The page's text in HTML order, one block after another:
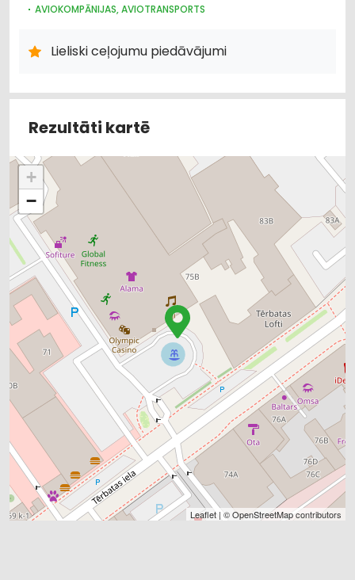
AVIOKOMPĀNIJAS, AVIOTRANSPORTS
Lieliski ceļojumu piedāvājumi
Rezultāti kartē
+
−
Leaflet | ©OpenStreetMapcontributors